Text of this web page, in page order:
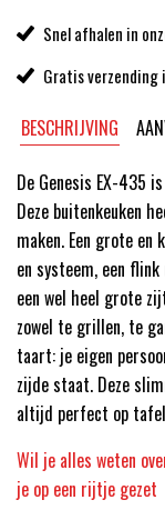
Snel afhalen in
Gratis verzending
BESCHRIJVING
De Genesis EX-435
Deze buitenkeuken
maken. Een grote
en systeem, een
een wel heel grote
zowel te grillen, te
taart: je eigen
zijde staat. Deze
altijd perfect op
Wil je alles weten
je op een rijtje gezet